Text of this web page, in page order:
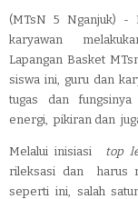
(MTsN 5 Nganjuk) -
karyawan
Lapangan Basket
siswa ini, guru dan
tugas dan fungsinya
energi, pikiran dan
Melalui inisiasi top
rileksasi dan harus
seperti ini, salah